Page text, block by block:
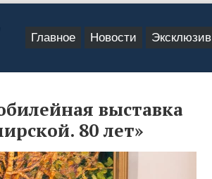
Главное Новости Эксклюзив
выставка
80 лет»